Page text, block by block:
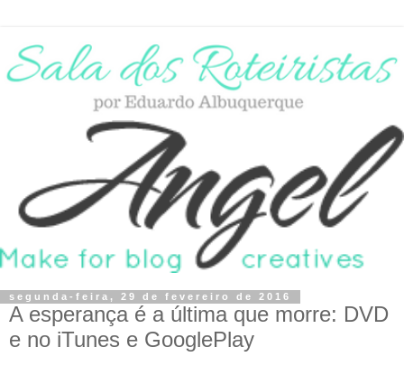
segunda-feira, 29 de fevereiro de 2016
A esperança é a última que morre: DVD
e no iTunes e GooglePlay